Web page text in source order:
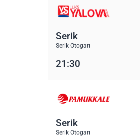
Serik
Serik Otogarı
21:30
Serik
Serik Otogarı